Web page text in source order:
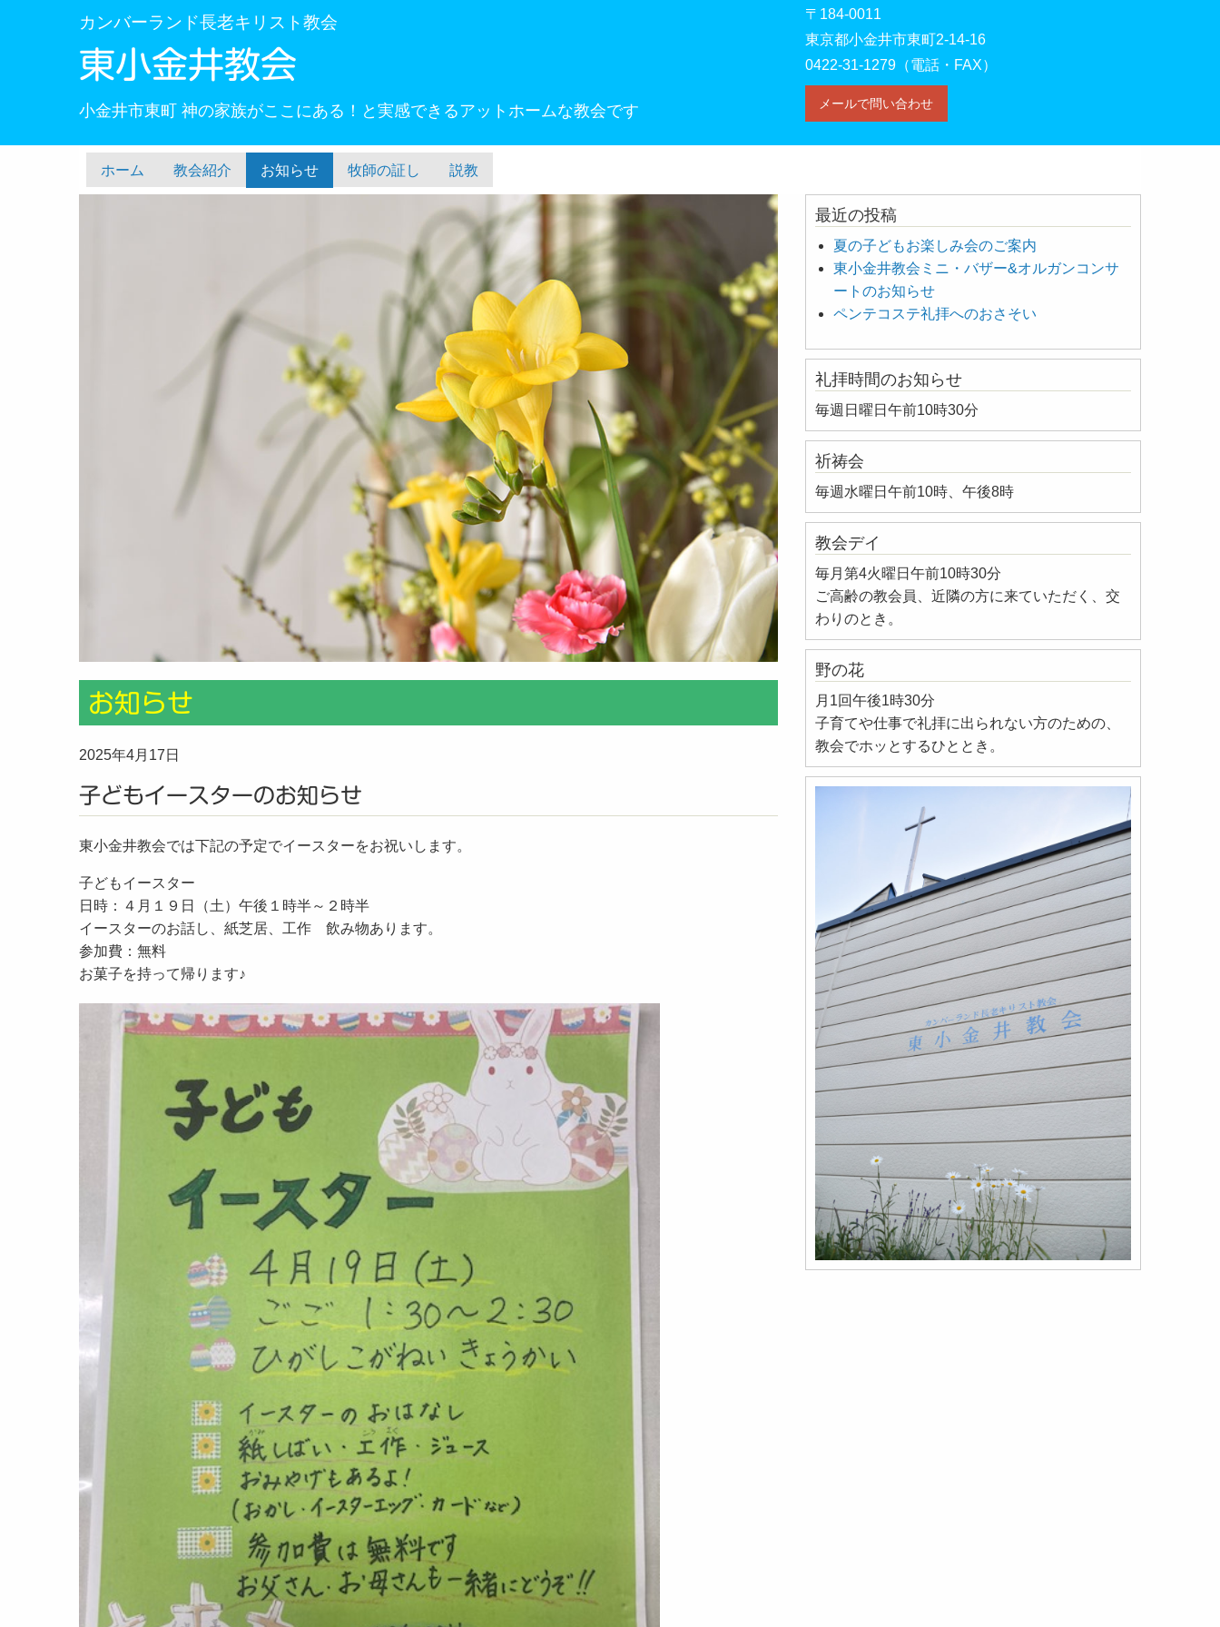
カンバーランド長老キリスト教会
東小金井教会
小金井市東町 神の家族がここにある！と実感できるアットホームな教会です
〒184-0011
東京都小金井市東町2-14-16
0422-31-1279（電話・FAX）
メールで問い合わせ
ホーム 教会紹介 お知らせ 牧師の証し 説教
お知らせ
2025年4月17日
子どもイースターのお知らせ
東小金井教会では下記の予定でイースターをお祝いします。
子どもイースター
日時：４月１９日（土）午後１時半～２時半
イースターのお話し、紙芝居、工作 飲み物あります。
参加費：無料
お菓子を持って帰ります♪
最近の投稿
夏の子どもお楽しみ会のご案内
東小金井教会ミニ・バザー&オルガンコンサ
ートのお知らせ
ペンテコステ礼拝へのおさそい
礼拝時間のお知らせ
毎週日曜日午前10時30分
祈祷会
毎週水曜日午前10時、午後8時
教会デイ
毎月第4火曜日午前10時30分
ご高齢の教会員、近隣の方に来ていただく、交
わりのとき。
野の花
月1回午後1時30分
子育てや仕事で礼拝に出られない方のための、
教会でホッとするひととき。